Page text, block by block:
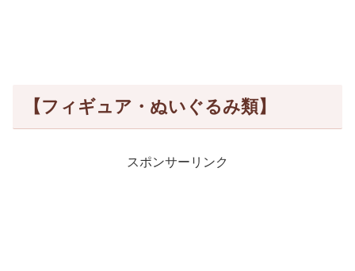
【フィギュア・ぬいぐるみ類】
スポンサーリンク